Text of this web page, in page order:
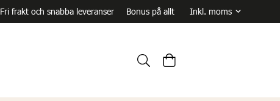
Fri frakt och snabba leveranser Bonus på allt